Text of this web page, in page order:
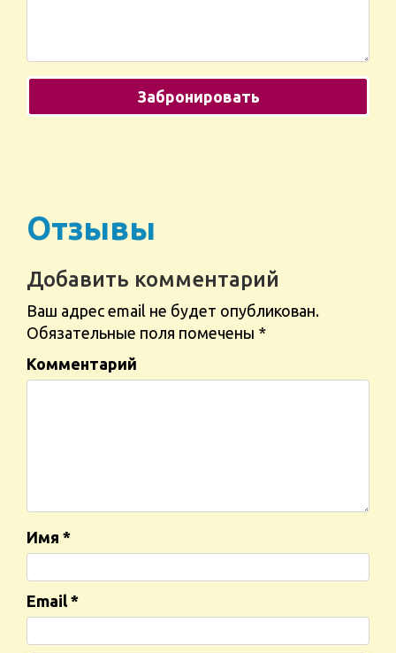
Отзывы
Добавить комментарий
Ваш адрес email не будет опубликован.
Обязательные поля помечены *
Комментарий
Имя *
Email *